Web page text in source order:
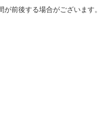
る場合がございます。